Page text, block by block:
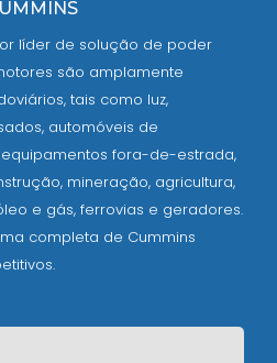
líder de solução de poder
são amplamente
tais como luz,
automóveis de
fora-de-estrada,
mineração, agricultura,
e gás, ferrovias e geradores.
completa de Cummins